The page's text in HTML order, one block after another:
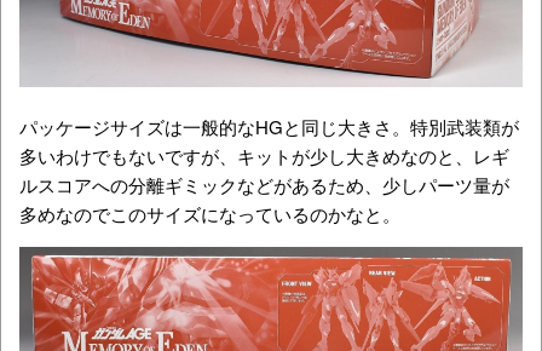
パッケージサイズは一般的なHGと同じ大きさ。特別武装類が
多いわけでもないですが、キットが少し大きめなのと、レギ
ルスコアへの分離ギミックなどがあるため、少しパーツ量が
多めなのでこのサイズになっているのかなと。